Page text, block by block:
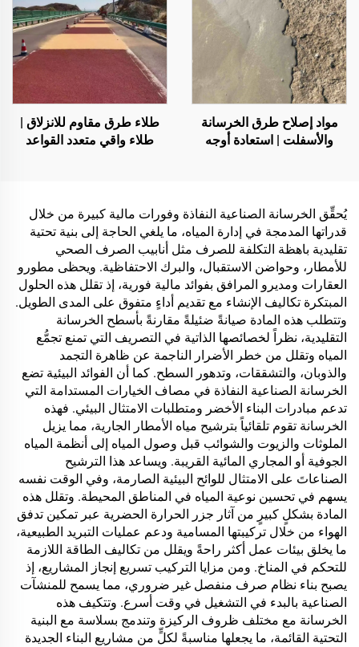
مواد إصلاح طرق الخرسانة
والأسفلت | استعادة أوجه
طلاء طرق مقاوم للانزلاق |
طلاء واقي متعدد القواعد
يُحقِّق الخرسانة الصناعية النفاذة وفورات مالية كبيرة من خلال
قدراتها المدمجة في إدارة المياه، ما يلغي الحاجة إلى بنية تحتية
تقليدية باهظة التكلفة للصرف مثل أنابيب الصرف الصحي
للأمطار، وحواضن الاستقبال، والبرك الاحتفاظية. ويحظى مطورو
العقارات ومديرو المرافق بفوائد مالية فورية، إذ تقلل هذه الحلول
المبتكرة تكاليف الإنشاء مع تقديم أداءٍ متفوق على المدى الطويل.
وتتطلب هذه المادة صيانةً ضئيلةً مقارنةً بأسطح الخرسانة
التقليدية، نظراً لخصائصها الذاتية في التصريف التي تمنع تجمُّع
المياه وتقلل من خطر الأضرار الناجمة عن ظاهرة التجمد
والذوبان، والتشققات، وتدهور السطح. كما أن الفوائد البيئية تضع
الخرسانة الصناعية النفاذة في مصاف الخيارات المستدامة التي
تدعم مبادرات البناء الأخضر ومتطلبات الامتثال البيئي. فهذه
الخرسانة تقوم تلقائياً بترشيح مياه الأمطار الجارية، مما يزيل
الملوثات والزيوت والشوائب قبل وصول المياه إلى أنظمة المياه
الجوفية أو المجاري المائية القريبة. ويساعد هذا الترشيح
الصناعاتَ على الامتثال للوائح البيئية الصارمة، وفي الوقت نفسه
يسهم في تحسين نوعية المياه في المناطق المحيطة. وتقلل هذه
المادة بشكلٍ كبيرٍ من آثار جزر الحرارة الحضرية عبر تمكين تدفق
الهواء من خلال تركيبتها المسامية ودعم عمليات التبريد الطبيعية،
ما يخلق بيئات عمل أكثر راحةً ويقلل من تكاليف الطاقة اللازمة
للتحكم في المناخ. ومن مزايا التركيب تسريع إنجاز المشاريع، إذ
يصبح بناء نظام صرف منفصل غير ضروري، مما يسمح للمنشآت
الصناعية بالبدء في التشغيل في وقت أسرع. وتتكيف هذه
الخرسانة مع مختلف ظروف الركيزة وتندمج بسلاسة مع البنية
التحتية القائمة، ما يجعلها مناسبةً لكلٍّ من مشاريع البناء الجديدة